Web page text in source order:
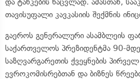
თავისუფალი კავკასიის შექმნის
გაეროს გენერალური ასამბლეის
საქართველოს პრეზიდენტმა 90-
საზღვარგარეთის ქვეყნების
ევროკომისრებთან და ბიზნეს